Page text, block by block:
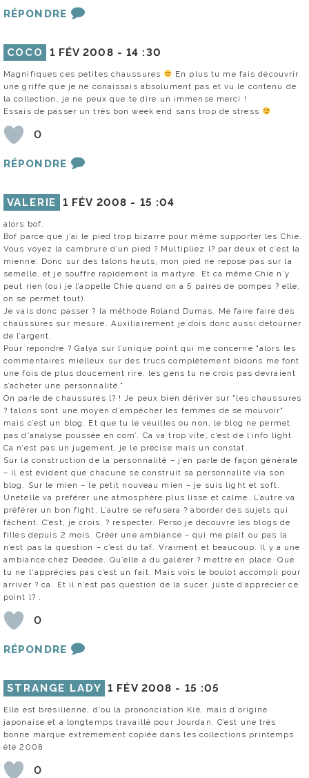
RÉPONDRE
COCO 1 FÉV 2008 -14 :30
Magnifiques ces petites chaussures
En plus tu me fais découvrir
une griffe que je ne conaissais absolument pas et vu le contenu de
la collection, je ne peux que te dire un immense merci !
Essais de passer un très bon week end sans trop de stress
0
RÉPONDRE
VALERIE 1 FÉV 2008 - 15 :04
alors bof.
Bof parce que j’ai le pied trop bizarre pour même supporter les Chie.
Vous voyez la cambrure d’un pied ? Multipliez l? par deux et c’est la
mienne. Donc sur des talons hauts, mon pied ne repose pas sur la
semelle, et je souffre rapidement la martyre. Et ca même Chie n’y
peut rien (oui je l’appelle Chie quand on a 5 paires de pompes ? elle,
on se permet tout).
Je vais donc passer ? la méthode Roland Dumas. Me faire faire des
chaussures sur mesure. Auxiliairement je dois donc aussi détourner
de l’argent.
Pour répondre ? Galya sur l’unique point qui me concerne "alors les
commentaires mielleux sur des trucs complètement bidons me font
une fois de plus doucement rire, les gens tu ne crois pas devraient
s’acheter une personnalité."
On parle de chaussures l? ! Je peux bien dériver sur "les chaussures
? talons sont une moyen d’empêcher les femmes de se mouvoir"
mais c’est un blog. Et que tu le veuilles ou non, le blog ne permet
pas d’analyse poussée en com’. Ca va trop vite, c’est de l’info light.
Ca n’est pas un jugement, je le précise mais un constat.
Sur la construction de la personnalité – j’en parle de façon générale
– il est évident que chacune se construit sa personnalité via son
blog. Sur le mien – le petit nouveau mien – je suis light et soft.
Unetelle va préférer une atmosphère plus lisse et calme. L’autre va
préférer un bon fight. L’autre se refusera ? aborder des sujets qui
fâchent. C’est, je crois, ? respecter. Perso je découvre les blogs de
filles depuis 2 mois. Créer une ambiance – qui me plait ou pas la
n’est pas la question – c’est du taf. Vraiment et beaucoup. Il y a une
ambiance chez Deedee. Qu’elle a du galérer ? mettre en place. Que
tu ne l‘apprécies pas c’est un fait. Mais vois le boulot accompli pour
arriver ? ca. Et il n’est pas question de la sucer, juste d’apprécier ce
point l? .
0
RÉPONDRE
STRANGE LADY 1 FÉV 2008 - 15 :05
Elle est brésilienne, d’où la prononciation Kié. mais d’origine
japonaise et a longtemps travaillé pour Jourdan. C’est une très
bonne marque extrèmement copiée dans les collections printemps
été 2008
0